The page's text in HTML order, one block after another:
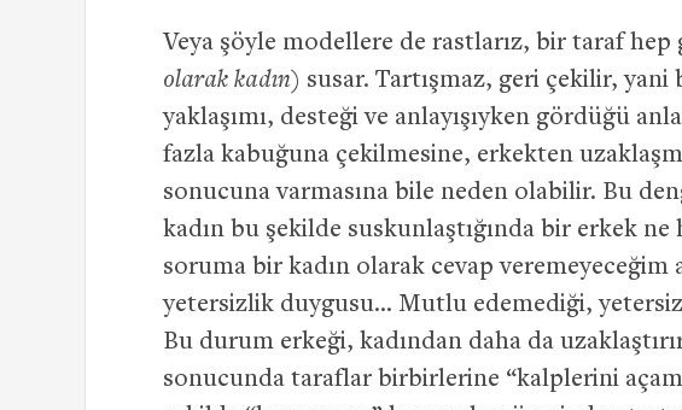
Veya şöyle modellere de rastlarız, bir taraf
olarak kadın) susar. Tartışmaz, geri çekilir, yani
yaklaşımı, desteği ve anlayışıyken gördüğü
fazla kabuğuna çekilmesine, erkekten
sonucuna varmasına bile neden olabilir. Bu
kadın bu şekilde suskunlaştığında bir erkek
soruma bir kadın olarak cevap
yetersizlik duygusu… Mutlu edemediği, yetersiz
Bu durum erkeği, kadından daha da
sonucunda taraflar birbirlerine “kalplerini